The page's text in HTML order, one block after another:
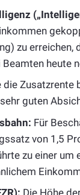
zu erreichen,
heute
die Zusatzrente
guten
Für
von 1,5
zu einer um